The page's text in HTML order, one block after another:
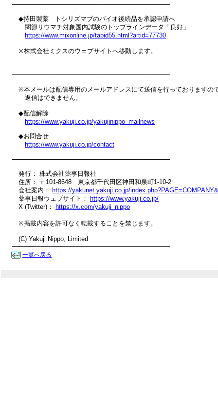
────────────────────────────────────
◆持田製薬　トシリズマブのバイオ後続品を承認申請へ
関節リウマチ対象国内試験のトップラインデータ「良好」
https://www.mixonline.jp/tabid55.html?artid=77730
※株式会社ミクスのウェブサイトへ移動します。
────────────────────────────────────
※本メールは配信専用のメールアドレスにて送信を行っておりますの
返信はできません。
◆配信解除
https://www.yakuji.co.jp/yakujinippo_mailnews
◆お問合せ
https://www.yakuji.co.jp/contact
────────────────────────────────────
発行： 株式会社薬事日報社
住所： 〒101-8648　東京都千代田区神田和泉町1-10-2
会社案内：
https://yakunet.yakuji.co.jp/
薬事日報ウェブサイト：
https://www.yakuji.co.jp/
X (Twitter)：
https://x.com/yakuji_nippo
※掲載内容を許可なく転載することを禁じます。
(C) Yakuji Nippo, Limited
────────────────────────────────────
一覧へ戻る